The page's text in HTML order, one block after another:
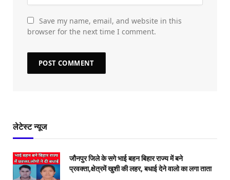
Save my name, email, and website in this
browser for the next time I comment.
लेटेस्ट न्यूज
जौनपुर जिले के सगे भाई बहन बिहार राज्य में बने
प्रवक्ता,क्षेत्रमें खुशी की लहर, बधाई देने वालो का लगा ताता